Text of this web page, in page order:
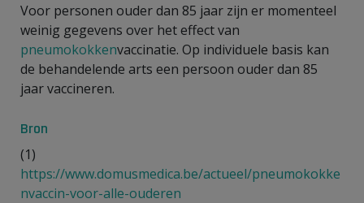
Voor personen ouder dan 85 jaar zijn er momenteel
weinig gegevens over het effect van
pneumokokkenvaccinatie. Op individuele basis kan
de behandelende arts een persoon ouder dan 85
jaar vaccineren.
Bron
(1)
https://www.domusmedica.be/actueel/pneumokokke
nvaccin-voor-alle-ouderen